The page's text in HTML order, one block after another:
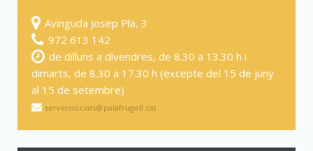
Avinguda Josep Pla, 3
972 613 142
de dilluns a divendres, de 8.30 a 13.30 h i
dimarts, de 8.30 a 17.30 h (excepte del 15 de juny
al 15 de setembre)
serveissocials@palafrugell.cat